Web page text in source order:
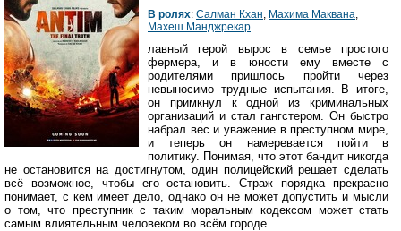
В ролях: Салман Кхан Махима Маквана
Махеш Манджрекар
лавный герой вырос в семье простого
фермера, и в юности ему вместе с
родителями пришлось пройти через
невыносимо трудные испытания. В итоге,
он примкнул к одной из криминальных
организаций и стал гангстером. Он быстро
набрал вес и уважение в преступном мире,
и теперь он намеревается пойти в
политику. Понимая, что этот бандит никогда
не остановится на достигнутом, один полицейский решает сделать
всё возможное, чтобы его остановить. Страж порядка прекрасно
понимает, с кем имеет дело, однако он не может допустить и мысли
о том, что преступник с таким моральным кодексом может стать
самым влиятельным человеком во всём городе...